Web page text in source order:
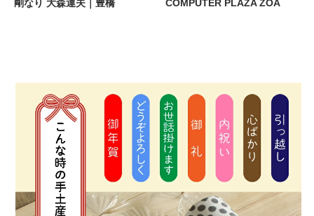
剛なり 大森運夫｜豊橋
COMPUTER PLAZA ZOA